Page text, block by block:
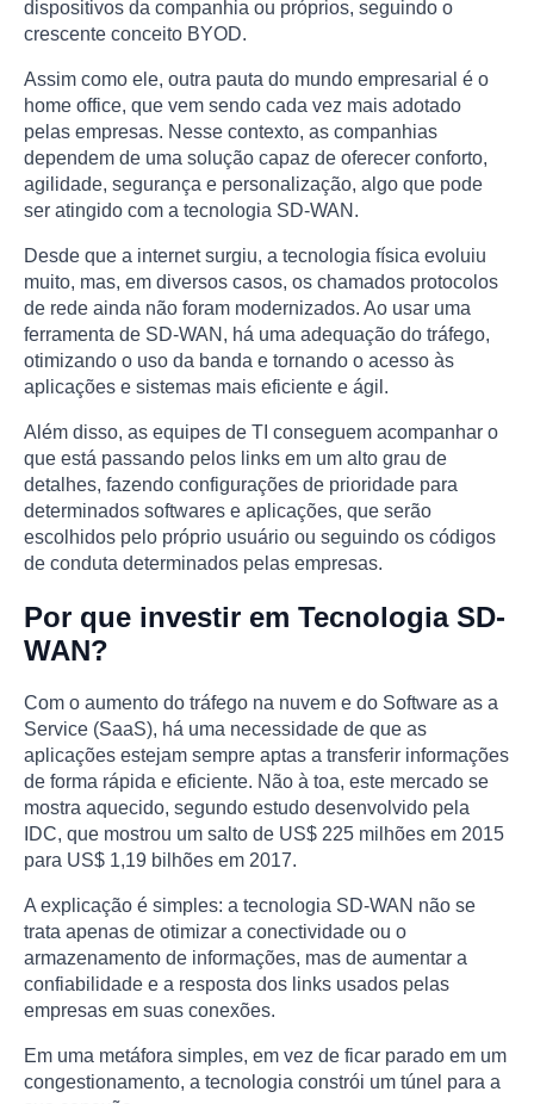
dispositivos da companhia ou próprios, seguindo o
crescente conceito BYOD.
Assim como ele, outra pauta do mundo empresarial é o
home office, que vem sendo cada vez mais adotado
pelas empresas. Nesse contexto, as companhias
dependem de uma solução capaz de oferecer conforto,
agilidade, segurança e personalização, algo que pode
ser atingido com a tecnologia SD-WAN.
Desde que a internet surgiu, a tecnologia física evoluiu
muito, mas, em diversos casos, os chamados protocolos
de rede ainda não foram modernizados. Ao usar uma
ferramenta de SD-WAN, há uma adequação do tráfego,
otimizando o uso da banda e tornando o acesso às
aplicações e sistemas mais eficiente e ágil.
Além disso, as equipes de TI conseguem acompanhar o
que está passando pelos links em um alto grau de
detalhes, fazendo configurações de prioridade para
determinados softwares e aplicações, que serão
escolhidos pelo próprio usuário ou seguindo os códigos
de conduta determinados pelas empresas.
Por que investir em Tecnologia SD-
WAN?
Com o aumento do tráfego na nuvem e do Software as a
Service (SaaS), há uma necessidade de que as
aplicações estejam sempre aptas a transferir informações
de forma rápida e eficiente. Não à toa, este mercado se
mostra aquecido, segundo estudo desenvolvido pela
IDC, que mostrou um salto de US$ 225 milhões em 2015
para US$ 1,19 bilhões em 2017.
A explicação é simples: a tecnologia SD-WAN não se
trata apenas de otimizar a conectividade ou o
armazenamento de informações, mas de aumentar a
confiabilidade e a resposta dos links usados pelas
empresas em suas conexões.
Em uma metáfora simples, em vez de ficar parado em um
congestionamento, a tecnologia constrói um túnel para a